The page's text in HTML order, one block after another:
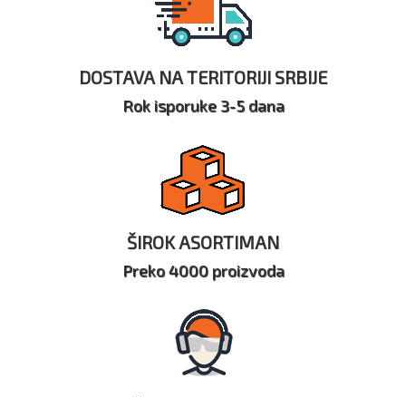
DOSTAVA NA TERITORIJI SRBIJE
Rok isporuke 3-5 dana
ŠIROK ASORTIMAN
Preko 4000 proizvoda